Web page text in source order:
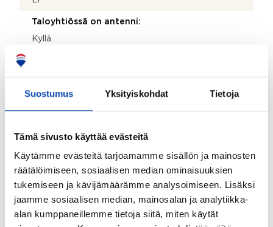
Suostumus Yksityiskohdat Tietoja
Tämä sivusto käyttää evästeitä
Käytämme evästeitä tarjoamamme sisällön ja mainosten
räätälöimiseen, sosiaalisen median ominaisuuksien
tukemiseen ja kävijämäärämme analysoimiseen. Lisäksi
jaamme sosiaalisen median, mainosalan ja analytiikka-
alan kumppaneillemme tietoja siitä, miten käytät
Taloyhtiössä on antenni:
Kyllä
2003 LVV, 2004 saunaosasto
Kohteen yleiskunto:
Kohde myydään kalustettuna:
Ei
Taloyhtiön nimi: